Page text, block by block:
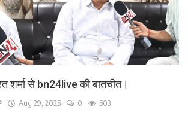
शर्मा से bn24live की बातचीत।
Aug 29, 2025 0 503